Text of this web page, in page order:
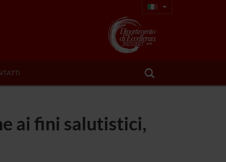
ai fini salutistici,